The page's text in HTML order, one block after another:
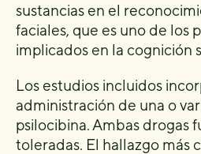
sustancias en el
faciales, que es uno de los
implicados en la cognición
Los estudios incluidos
administración de una o
psilocibina. Ambas drogas
toleradas. El hallazgo más